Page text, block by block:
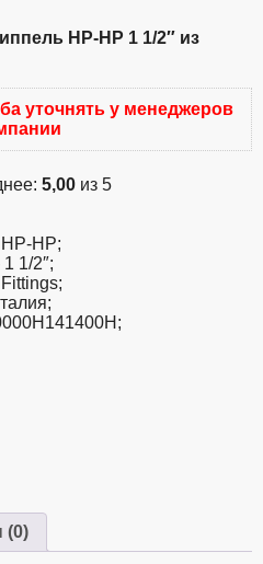
НР-НР 1 1/2″ из
уточнять у менеджеров
5,00 из 5
НР-НР;
1/2″;
(0)